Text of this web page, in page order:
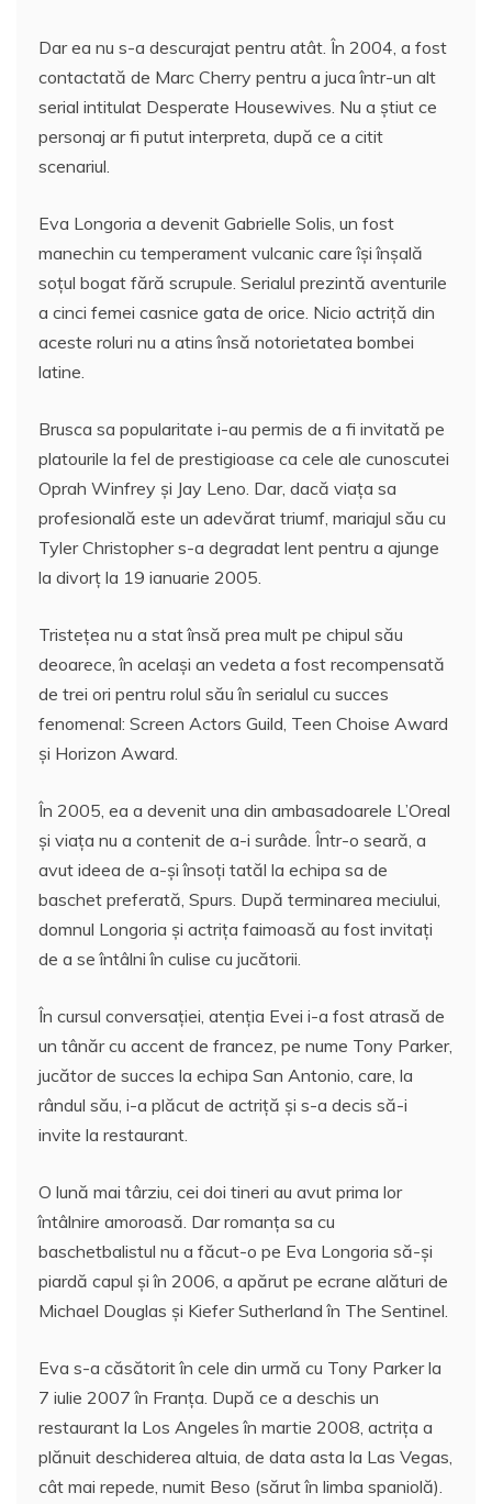
Dar ea nu s-a descurajat pentru atât. În 2004, a fost
contactată de Marc Cherry pentru a juca într-un alt
serial intitulat Desperate Housewives. Nu a ştiut ce
personaj ar fi putut interpreta, după ce a citit
scenariul.
Eva Longoria a devenit Gabrielle Solis, un fost
manechin cu temperament vulcanic care îşi înşală
soţul bogat fără scrupule. Serialul prezintă aventurile
a cinci femei casnice gata de orice. Nicio actriţă din
aceste roluri nu a atins însă notorietatea bombei
latine.
Brusca sa popularitate i-au permis de a fi invitată pe
platourile la fel de prestigioase ca cele ale cunoscutei
Oprah Winfrey şi Jay Leno. Dar, dacă viaţa sa
profesională este un adevărat triumf, mariajul său cu
Tyler Christopher s-a degradat lent pentru a ajunge
la divorţ la 19 ianuarie 2005.
Tristeţea nu a stat însă prea mult pe chipul său
deoarece, în acelaşi an vedeta a fost recompensată
de trei ori pentru rolul său în serialul cu succes
fenomenal: Screen Actors Guild, Teen Choise Award
şi Horizon Award.
În 2005, ea a devenit una din ambasadoarele L’Oreal
şi viaţa nu a contenit de a-i surâde. Într-o seară, a
avut ideea de a-şi însoţi tatăl la echipa sa de
baschet preferată, Spurs. După terminarea meciului,
domnul Longoria şi actriţa faimoasă au fost invitaţi
de a se întâlni în culise cu jucătorii.
În cursul conversaţiei, atenţia Evei i-a fost atrasă de
un tânăr cu accent de francez, pe nume Tony Parker,
jucător de succes la echipa San Antonio, care, la
rândul său, i-a plăcut de actriţă şi s-a decis să-i
invite la restaurant.
O lună mai târziu, cei doi tineri au avut prima lor
întâlnire amoroasă. Dar romanţa sa cu
baschetbalistul nu a făcut-o pe Eva Longoria să-şi
piardă capul şi în 2006, a apărut pe ecrane alături de
Michael Douglas şi Kiefer Sutherland în The Sentinel.
Eva s-a căsătorit în cele din urmă cu Tony Parker la
7 iulie 2007 în Franţa. După ce a deschis un
restaurant la Los Angeles în martie 2008, actriţa a
plănuit deschiderea altuia, de data asta la Las Vegas,
cât mai repede, numit Beso (sărut în limba spaniolă).